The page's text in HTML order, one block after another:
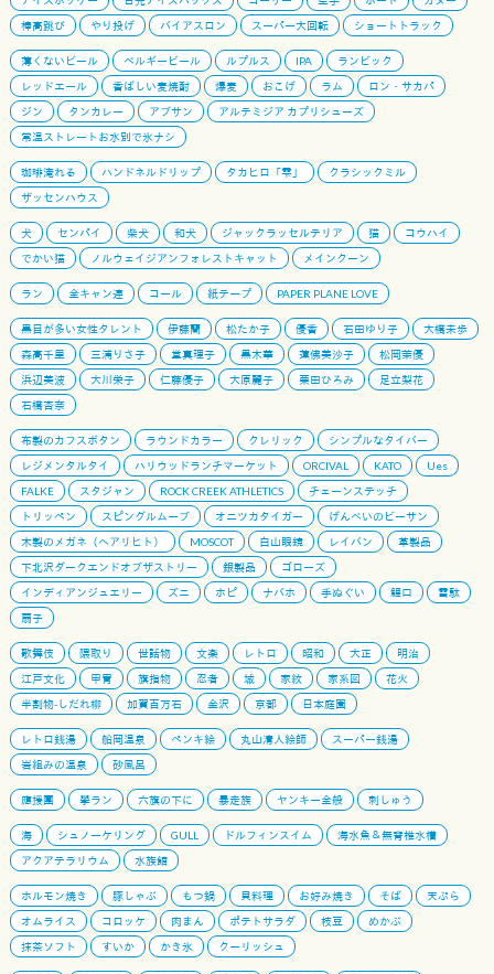
棒高跳び
やり投げ バイアスロン スーパー大回転 ショートトラック
薄くないビール ベルギービール ルプルス IPA
ランビック
レッドエール
香ばしい麦焼酎 爆麦 おこげ ラム
ロン・サカパ
ジン
タンカレー アブサン
アルテミジア カプリシューズ
常温ストレートお水別で氷ナシ
珈琲淹れる ハンドネルドリップ タカヒロ「雫」
クラシックミル
ザッセンハウス
犬 センパイ 柴犬 和犬 ジャックラッセルテリア 猫
コウハイ
でかい猫
ノルウェイジアンフォレストキャット メインクーン
ラン 全キャン連 コール 紙テープ PAPER PLANE LOVE
黒目が多い女性タレント 伊藤蘭 松たか子 優香 石田ゆり子
大橋未歩
森高千里
三浦りさ子 堂真理子 黒木華 蓮佛美沙子
松岡茉優
浜辺美波
大川栄子 仁藤優子 大原麗子 栗田ひろみ
足立梨花
石橋杏奈
布製のカフスボタン ラウンドカラー クレリック
シンプルなタイバー
レジメンタルタイ
ハリウッドランチマーケット ORCIVAL KATO
Ues
FALKE
スタジャン ROCK CREEK ATHLETICS
チェーンステッチ
トリッペン
スピングルムーブ オニツカタイガー
げんべいのビーサン
木製のメガネ（ヘアリヒト）
MOSCOT 白山眼鏡 レイバン
革製品
下北沢ダークエンドオブザストリー
銀製品
ゴローズ
インディアンジュエリー
ズニ ホピ ナバホ 手ぬぐい 鯉口
雪駄
扇子
歌舞伎 隈取り 世話物 文楽 レトロ 昭和 大正
明治
江戸文化
甲冑 旗指物 忍者 城 家紋 家系図
花火
半割物-しだれ柳
加賀百万石 金沢 京都 日本庭園
レトロ銭湯 船岡温泉 ペンキ絵 丸山清人絵師
スーパー銭湯
岩組みの温泉
砂風呂
應援團 學ラン 六旗の下に 暴走族 ヤンキー全般 刺しゅう
海 シュノーケリング GULL ドルフィンスイム
海水魚＆無脊椎水槽
アクアテラリウム
水族館
ホルモン焼き 豚しゃぶ もつ鍋 貝料理 お好み焼き そば
天ぷら
オムライス
コロッケ 肉まん ポテトサラダ 枝豆
めかぶ
抹茶ソフト
すいか かき氷 クーリッシュ